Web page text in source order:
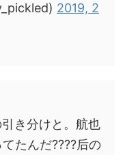
2019, 2
き分けと。航也
たんだ????后の